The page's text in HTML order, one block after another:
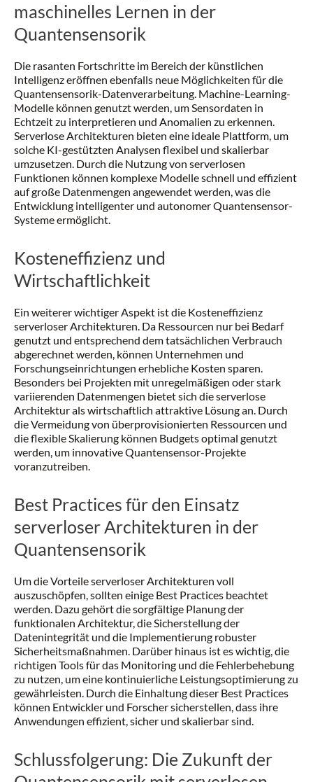
maschinelles Lernen in der
Quantensensorik
Die rasanten Fortschritte im Bereich der künstlichen
Intelligenz eröffnen ebenfalls neue Möglichkeiten für die
Quantensensorik-Datenverarbeitung. Machine-Learning-
Modelle können genutzt werden, um Sensordaten in
Echtzeit zu interpretieren und Anomalien zu erkennen.
Serverlose Architekturen bieten eine ideale Plattform, um
solche KI-gestützten Analysen flexibel und skalierbar
umzusetzen. Durch die Nutzung von serverlosen
Funktionen können komplexe Modelle schnell und effizient
auf große Datenmengen angewendet werden, was die
Entwicklung intelligenter und autonomer Quantensensor-
Systeme ermöglicht.
Kosteneffizienz und
Wirtschaftlichkeit
Ein weiterer wichtiger Aspekt ist die Kosteneffizienz
serverloser Architekturen. Da Ressourcen nur bei Bedarf
genutzt und entsprechend dem tatsächlichen Verbrauch
abgerechnet werden, können Unternehmen und
Forschungseinrichtungen erhebliche Kosten sparen.
Besonders bei Projekten mit unregelmäßigen oder stark
variierenden Datenmengen bietet sich die serverlose
Architektur als wirtschaftlich attraktive Lösung an. Durch
die Vermeidung von überprovisionierten Ressourcen und
die flexible Skalierung können Budgets optimal genutzt
werden, um innovative Quantensensor-Projekte
voranzutreiben.
Best Practices für den Einsatz
serverloser Architekturen in der
Quantensensorik
Um die Vorteile serverloser Architekturen voll
auszuschöpfen, sollten einige Best Practices beachtet
werden. Dazu gehört die sorgfältige Planung der
funktionalen Architektur, die Sicherstellung der
Datenintegrität und die Implementierung robuster
Sicherheitsmaßnahmen. Darüber hinaus ist es wichtig, die
richtigen Tools für das Monitoring und die Fehlerbehebung
zu nutzen, um eine kontinuierliche Leistungsoptimierung zu
gewährleisten. Durch die Einhaltung dieser Best Practices
können Entwickler und Forscher sicherstellen, dass ihre
Anwendungen effizient, sicher und skalierbar sind.
Schlussfolgerung: Die Zukunft der